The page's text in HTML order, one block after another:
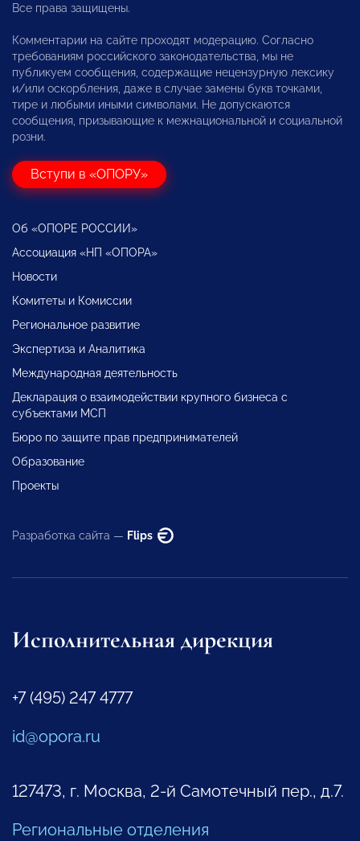
Все права защищены.
Комментарии на сайте проходят модерацию. Согласно
требованиям российского законодательства, мы не
публикуем сообщения, содержащие нецензурную лексику
и/или оскорбления, даже в случае замены букв точками,
тире и любыми иными символами. Не допускаются
сообщения, призывающие к межнациональной и социальной
розни.
Вступи в «ОПОРУ»
Об «ОПОРЕ РОССИИ»
Ассоциация «НП «ОПОРА»
Новости
Комитеты и Комиссии
Региональное развитие
Экспертиза и Аналитика
Международная деятельность
Декларация о взаимодействии крупного бизнеса с
субъектами МСП
Бюро по защите прав предпринимателей
Образование
Проекты
Разработка сайта — Flips
Исполнительная дирекция
+7 (495) 247 4777
id@opora.ru
127473, г. Москва, 2-й Самотечный пер., д.7.
Региональные отделения